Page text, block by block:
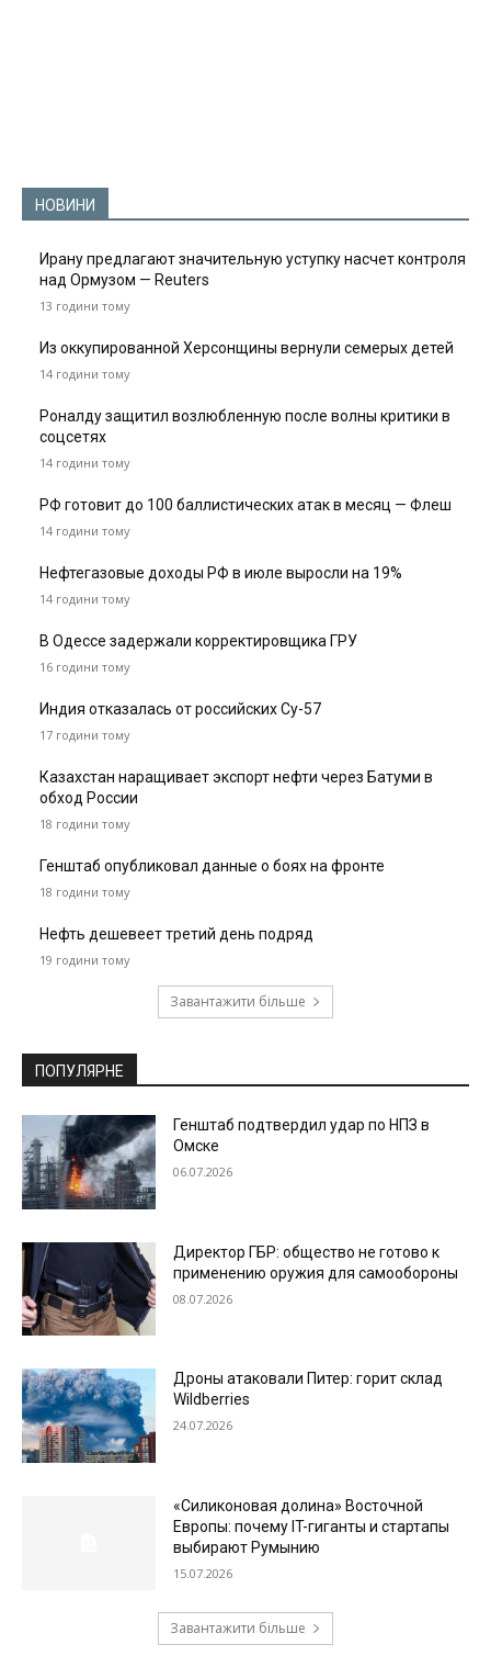
НОВИНИ
Ирану предлагают значительную уступку насчет контроля
над Ормузом — Reuters
13 години тому
Из оккупированной Херсонщины вернули семерых детей
14 години тому
Роналду защитил возлюбленную после волны критики в
соцсетях
14 години тому
РФ готовит до 100 баллистических атак в месяц — Флеш
14 години тому
Нефтегазовые доходы РФ в июле выросли на 19%
14 години тому
В Одессе задержали корректировщика ГРУ
16 години тому
Индия отказалась от российских Су-57
17 години тому
Казахстан наращивает экспорт нефти через Батуми в
обход России
18 години тому
Генштаб опубликовал данные о боях на фронте
18 години тому
Нефть дешевеет третий день подряд
19 години тому
Завантажити більше
ПОПУЛЯРНЕ
Генштаб подтвердил удар по НПЗ в
Омске
06.07.2026
Директор ГБР: общество не готово к
применению оружия для самообороны
08.07.2026
Дроны атаковали Питер: горит склад
Wildberries
24.07.2026
«Силиконовая долина» Восточной
Европы: почему IT-гиганты и стартапы
выбирают Румынию
15.07.2026
Завантажити більше